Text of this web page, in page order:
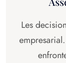
Les